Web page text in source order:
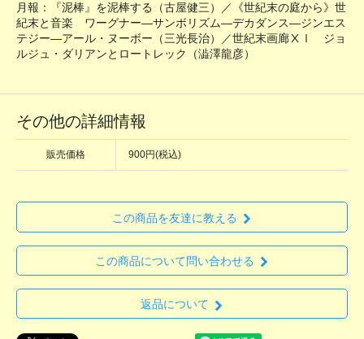
月報：『泥棒』を泥棒する（古屋健三）／《世紀末の庭から》世
紀末と音楽 ワーグナー―サンボリズム―デカダンス―ジンエス
テジー―アール・ヌーボー（三光長治）／世紀末画廊ⅩⅠ ジョ
ルジュ・ダリアンとロートレック（澁澤龍彦）
その他の詳細情報
販売価格 900円(税込)
この商品を友達に教える
この商品について問い合わせる
返品について